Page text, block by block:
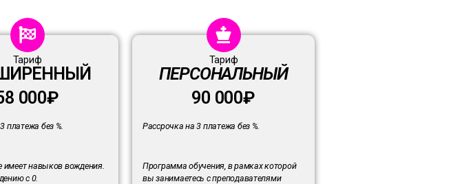
Тариф
000₽
платежа без %.
имеет навыков вождения.
с 0.
Тариф
ПЕРСОНАЛЬНЫЙ
90 000₽
Рассрочка на 3 платежа без %.
Программа обучения, в рамках которой
вы занимаетесь с преподавателями